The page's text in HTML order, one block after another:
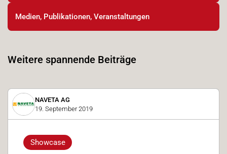
Medien, Publikationen, Veranstaltungen
Weitere spannende Beiträge
NAVETA AG
19. September 2019
Showcase